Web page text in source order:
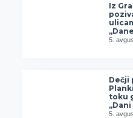
Iz
5.
Dečji
toku
5.